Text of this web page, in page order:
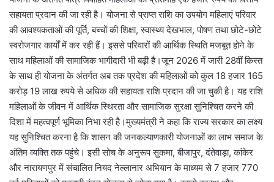
सहायता प्रदान की जा रही है। योजना से प्राप्त राशि का उपयोग महिलाएं परिवार
की आवश्यकताओं की पूर्ति, बच्चों की शिक्षा, स्वास्थ्य देखभाल, पोषण तथा छोटे-छोटे
स्वरोजगार कार्यों में कर रही हैं। इससे परिवारों की आर्थिक स्थिति मजबूत होने के
साथ महिलाओं की सामाजिक भागीदारी भी बढ़ी है।जून 2026 में जारी 28वीं किस्त
के साथ ही योजना के अंतर्गत अब तक प्रदेश की महिलाओं को कुल 18 हजार 165
करोड़ 19 लाख रुपये से अधिक की सहायता राशि प्रदान की जा चुकी है। यह राशि
महिलाओं के जीवन में आर्थिक स्थिरता और सामाजिक सुरक्षा सुनिश्चित करने की
दिशा में महत्वपूर्ण भूमिका निभा रही है।मुख्यमंत्री ने कहा कि राज्य सरकार का लक्ष्य
यह सुनिश्चित करना है कि शासन की जनकल्याणकारी योजनाओं का लाभ समाज के
अंतिम व्यक्ति तक पहुंचे। इसी सोच के अनुरूप सुकमा, बीजापुर, दंतेवाड़ा, कांकेर
और नारायणपुर में संचालित नियद नेल्लानार अभियान के माध्यम से 7 हजार 770